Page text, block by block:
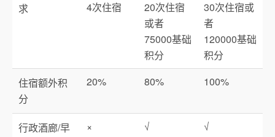
求 4次住宿
20次住宿
或者
75000基础
积分
30次住宿或
者
120000基础
积分
住宿额外积
分
20% 80% 100%
行政酒廊/早
× √ √